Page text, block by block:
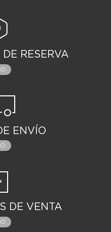
RESERVA
ENVÍO
DE VENTA